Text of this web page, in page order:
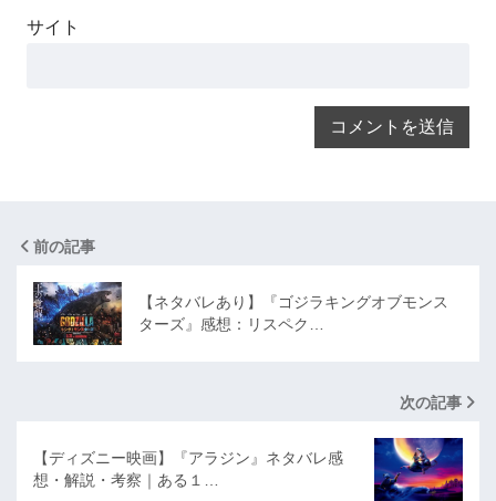
サイト
前の記事
【ネタバレあり】『ゴジラキングオブモンス
ターズ』感想：リスペク…
次の記事
【ディズニー映画】『アラジン』ネタバレ感
想・解説・考察｜ある１…